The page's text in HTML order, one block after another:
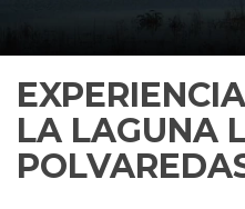
LA LAGUNA